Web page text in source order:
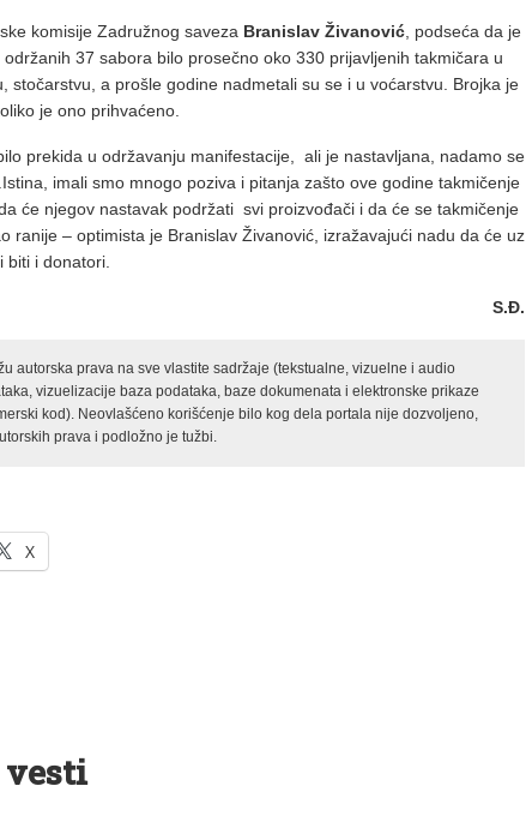
ko­mi­si­je Za­dru­žnog sa­ve­za Bra­ni­slav Ži­va­no­vić, pod­se­ća da je
37 sa­bo­ra bi­lo pro­seč­no oko 330 pri­ja­vlje­nih tak­mi­ča­ra u
sto­čar­stvu, a pro­šle go­di­ne nad­me­ta­li su se i u vo­ćar­stvu. Broj­ka je
je ono pri­hva­će­no.
pre­ki­da u odr­ža­va­nju ma­ni­fe­sta­ci­je, ali je na­sta­vlja­na, na­da­mo se
ima­li smo mno­go po­zi­va i pi­ta­nja za­što ove go­di­ne tak­mi­če­nje
će nje­gov na­sta­vak po­dr­ža­ti svi pro­iz­vo­đa­či i da će se tak­mi­če­nje
ra­ni­je – op­ti­mi­sta je Bra­ni­slav Ži­va­no­vić, iz­ra­ža­va­ju­ći na­du da će uz
bi­ti i do­na­to­ri.
S.Đ.
autorska prava na sve vlastite sadržaje (tekstualne, vizuelne i audio
vizuelizacije baza podataka, baze dokumenata i elektronske prikaze
kod). Neovlašćeno korišćenje bilo kog dela portala nije dozvoljeno,
prava i podložno je tužbi.
X